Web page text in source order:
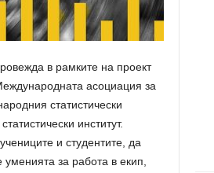
в рамките на проект
асоциация за
статистически
институт.
и студентите, да
за работа в екип,